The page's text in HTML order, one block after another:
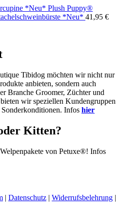
Plush Puppy®
*Neu* 41,95 €
Tibidog möchten wir nicht nur
anbieten, sondern auch
Branche Groomer, Züchter und
wir speziellen Kundengruppen
Infos hier
Kitten?
von Petuxe®! Infos
Datenschutz Widerrufsbelehrung